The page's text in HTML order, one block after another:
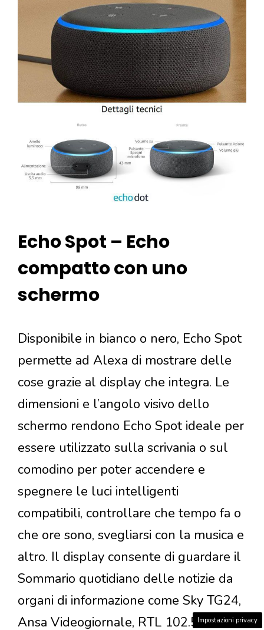
Echo Spot – Echo
compatto con uno
schermo
Disponibile in bianco o nero, Echo Spot
permette ad Alexa di mostrare delle
cose grazie al display che integra. Le
dimensioni e l’angolo visivo dello
schermo rendono Echo Spot ideale per
essere utilizzato sulla scrivania o sul
comodino per poter accendere e
spegnere le luci intelligenti
compatibili, controllare che tempo fa o
che ore sono, svegliarsi con la musica e
altro. Il display consente di guardare il
Sommario quotidiano delle notizie da
organi di informazione come Sky TG24,
Ansa Videogiornale, RTL 102.5 Video
Impostazioni privacy